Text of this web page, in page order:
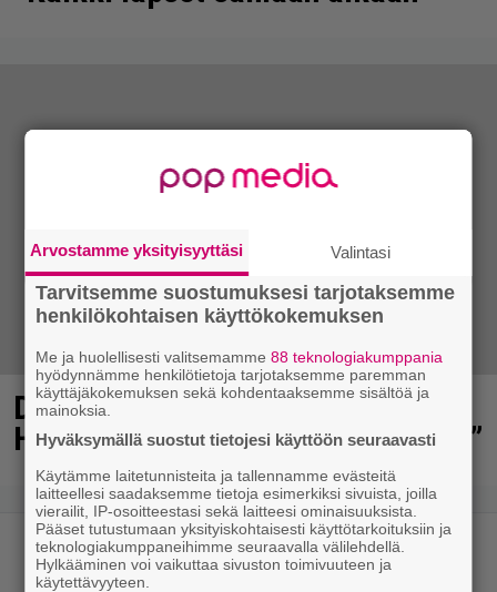
Diandra julkaisi upeita kuvia
Helsingistä – ”Puitteet kohdillaan”
Arvostamme yksityisyyttäsi Valintasi
Tarvitsemme suostumuksesi tarjotaksemme
henkilökohtaisen käyttökokemuksen
Me ja huolellisesti valitsemamme88 teknologiakumppania
hyödynnämme henkilötietoja tarjotaksemme paremman
käyttäjäkokemuksen sekä kohdentaaksemme sisältöä ja
mainoksia.
Hyväksymällä suostut tietojesi käyttöön seuraavasti
Käytämme laitetunnisteita ja tallennamme evästeitä
laitteellesi saadaksemme tietoja esimerkiksi sivuista, joilla
vierailit, IP-osoitteestasi sekä laitteesi ominaisuuksista.
Pääset tutustumaan yksityiskohtaisesti käyttötarkoituksiin ja
teknologiakumppaneihimme seuraavalla välilehdellä.
Hylkääminen voi vaikuttaa sivuston toimivuuteen ja
käytettävyyteen.